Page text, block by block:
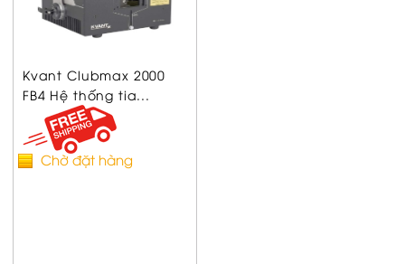
Kvant Clubmax 2000
FB4 Hệ thống tia...
Chờ đặt hàng